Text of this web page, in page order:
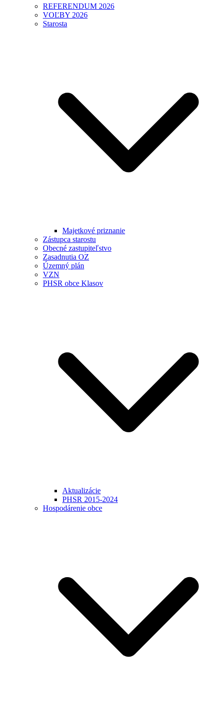
REFERENDUM 2026
VOĽBY 2026
Starosta
Majetkové priznanie
Zástupca starostu
Obecné zastupiteľstvo
Zasadnutia OZ
Územný plán
VZN
PHSR obce Klasov
Aktualizácie
PHSR 2015-2024
Hospodárenie obce